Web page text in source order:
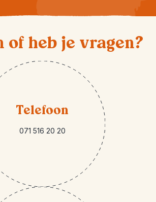
of heb je vragen?
Telefoon
071 516 20 20